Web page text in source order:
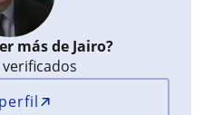
más de Jairo?